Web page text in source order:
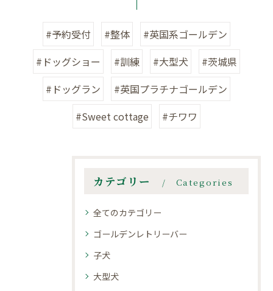
#予約受付 #整体
#英国系ゴールデン
#ドッグショー
#訓練 #大型犬
#茨城県
#ドッグラン
#英国プラチナゴールデン
#Sweet cottage
#チワワ
カテゴリー Categories
全てのカテゴリー
ゴールデンレトリーバー
子犬
大型犬